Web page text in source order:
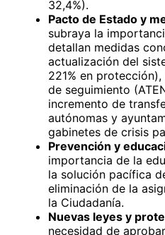
32,4%).
Pacto de Estado y
subraya la
detallan medidas
actualización del
221% en
de seguimiento
incremento de
autónomas y
gabinetes de crisis
Prevención y
importancia de la
la solución pacífica
eliminación de la
la Ciudadanía.
Nuevas leyes y
necesidad de